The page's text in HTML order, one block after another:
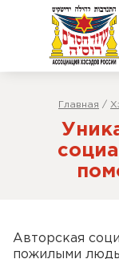
Главная /
Авторская
пожилыми